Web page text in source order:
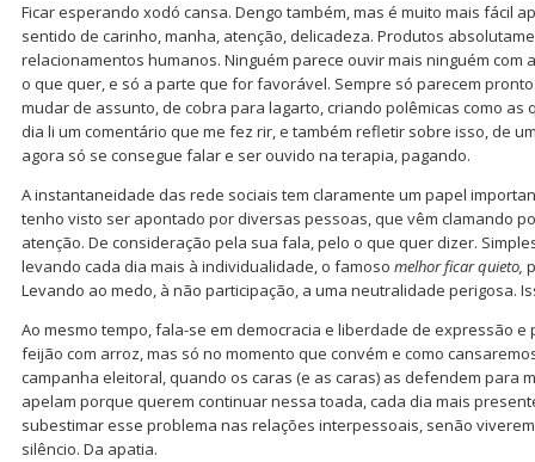
Ficar esperando xodó cansa. Dengo também, mas é muito mais fácil
sentido de carinho, manha, atenção, delicadeza. Produtos
relacionamentos humanos. Ninguém parece ouvir mais ninguém com
o que quer, e só a parte que for favorável. Sempre só parecem
mudar de assunto, de cobra para lagarto, criando polêmicas como as
dia li um comentário que me fez rir, e também refletir sobre isso, de
agora só se consegue falar e ser ouvido na terapia, pagando.
A instantaneidade das rede sociais tem claramente um papel
tenho visto ser apontado por diversas pessoas, que vêm clamando
atenção. De consideração pela sua fala, pelo o que quer dizer.
levando cada dia mais à individualidade, o famoso melhor ficar quieto,
Levando ao medo, à não participação, a uma neutralidade perigosa.
Ao mesmo tempo, fala-se em democracia e liberdade de expressão
feijão com arroz, mas só no momento que convém e como
campanha eleitoral, quando os caras (e as caras) as defendem para
apelam porque querem continuar nessa toada, cada dia mais
subestimar esse problema nas relações interpessoais, senão
silêncio. Da apatia.